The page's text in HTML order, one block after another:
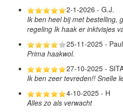
2-1-2026 - G.J.
Ik ben heel bij met bestelling,
regeling Ik haak er inktvisjes
25-11-2025 -
Prima haakwol.
27-10-2025 -
Ik ben zeer tevreden!! Snelle
4-10-2025 - H
Alles zo als verwacht